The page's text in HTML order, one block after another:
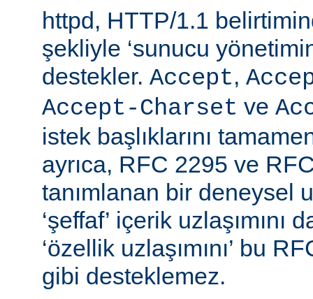
httpd, HTTP/1.1
şekliyle ‘sunucu
destekler. Accept,
Accept-Charset ve
istek başlıklarını
ayrıca, RFC 2295 ve
tanımlanan bir deneysel
‘şeffaf’ içerik uzlaşımını
‘özellik uzlaşımını’ bu
gibi desteklemez.